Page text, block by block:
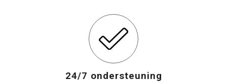
24/7 ondersteuning